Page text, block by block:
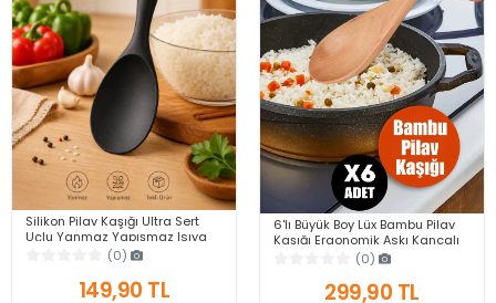
Silikon Pilav Kaşığı Ultra Sert
Uçlu Yanmaz Yapışmaz Isıya
Dayanıklı Siyah Servis Yemek
(0)
149,90 TL
6'lı Büyük Boy Lüx Bambu Pilav
Kaşığı Ergonomik Askı Kancalı
Mutfak Classic Ahşap Tahta
(0)
299,90 TL